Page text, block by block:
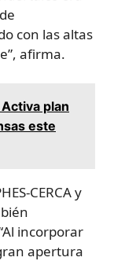
con las altas
afirma.
plan
este
CERCA y
incorporar
apertura